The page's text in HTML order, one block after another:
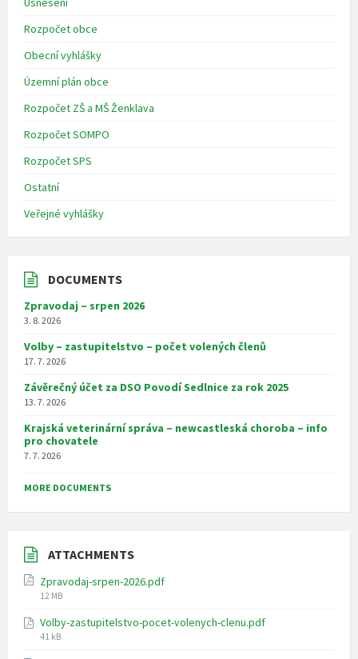
Rozpočet obce
Obecní vyhlášky
Územní plán obce
Rozpočet ZŠ a MŠ Ženklava
Rozpočet SOMPO
Rozpočet SPS
Ostatní
Veřejné vyhlášky
DOCUMENTS
Zpravodaj – srpen 2026
3. 8. 2026
Volby – zastupitelstvo – počet volených členů
17. 7. 2026
Závěrečný účet za DSO Povodí Sedlnice za rok 2025
13. 7. 2026
Krajská veterinární správa – newcastleská choroba – info
pro chovatele
7. 7. 2026
MORE DOCUMENTS
ATTACHMENTS
Zpravodaj-srpen-2026.pdf
File
12 MB
Volby-zastupitelstvo-pocet-volenych-clenu.pdf
File
41 kB